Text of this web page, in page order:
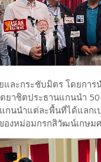
และกระชับมิตร โดยกา
าชิตประธานแกนนำ 50
กนนำแต่ละพื้นที่ได้แลก
งหม่อมกรกสิวัฒน์เกษม